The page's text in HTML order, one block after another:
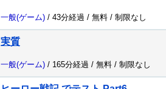
一般(ゲーム) / 43分経過 / 無料 / 制限なし
実質
一般(ゲーム) / 165分経過 / 無料 / 制限なし